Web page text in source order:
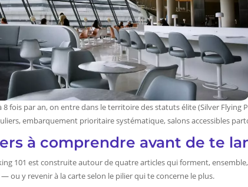
8 fois par an, on entre dans le territoire des statuts élite (Silver
embarquement prioritaire systématique, salons accessibles
à comprendre avant de te
101 est construite autour de quatre articles qui forment,
ou y revenir à la carte selon le pilier qui te concerne le plus.